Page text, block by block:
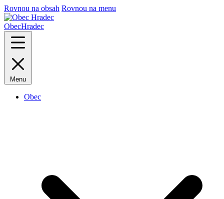
Rovnou na obsah Rovnou na menu
ObecHradec
Menu
Obec